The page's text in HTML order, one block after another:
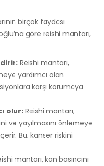
birçok faydası
göre reishi mantarı,
Reishi mantarı,
yardımcı olan
karşı korumaya
olur:Reishi mantarı,
ve yayılmasını önlemeye
Bu, kanser riskini
mantarı, kan basıncını